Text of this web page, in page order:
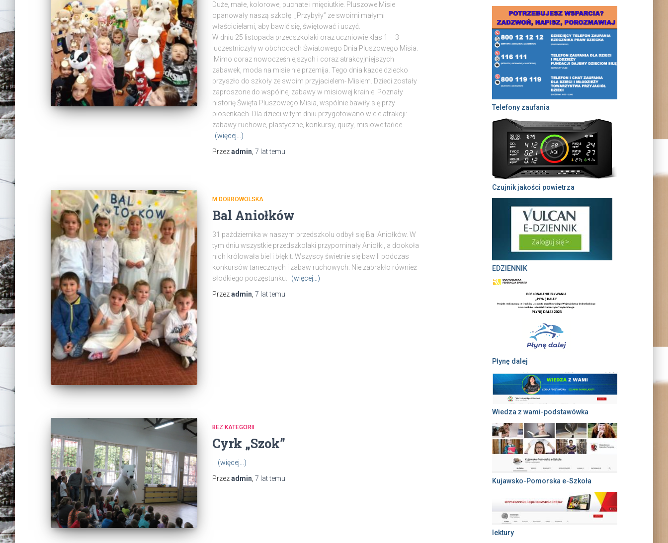
Duże, małe, kolorowe, puchate i mięciutkie. Pluszowe Misie
opanowały naszą szkołę. „Przybyły” ze swoimi małymi
właścicielami, aby bawić się, świętować i uczyć.
W dniu 25 listopada przedszkolaki oraz uczniowie klas 1 – 3
uczestniczyły w obchodach Światowego Dnia Pluszowego Misia.
Mimo coraz nowocześniejszych i coraz atrakcyjniejszych
zabawek, moda na misie nie przemija. Tego dnia każde dziecko
przyszło do szkoły ze swoim przyjacielem- Misiem. Dzieci zostały
zaproszone do wspólnej zabawy w misiowej krainie. Poznały
historię Święta Pluszowego Misia, wspólnie bawiły się przy
piosenkach. Dla dzieci w tym dniu przygotowano wiele atrakcji:
zabawy ruchowe, plastyczne, konkursy, quizy, misiowe tańce.
(więcej…)
Przezadmin 7 lattemu
M.DOBROWOLSKA
Bal Aniołków
31 października w naszym przedszkolu odbył się Bal Aniołków. W
tym dniu wszystkie przedszkolaki przypominały Aniołki, a dookoła
nich królowała biel i błękit. Wszyscy świetnie się bawili podczas
konkursów tanecznych i zabaw ruchowych. Nie zabrakło również
słodkiego poczęstunku.
(więcej…)
Przezadmin 7 lattemu
BEZ KATEGORII
Cyrk „Szok”
.
(więcej…)
Przezadmin, 7 lattemu
Telefony zaufania
Czujnik jakości powietrza
EDZIENNIK
Płynę dalej
Wiedza z wami-podstawówka
Kujawsko-Pomorska e-Szkoła
lektury